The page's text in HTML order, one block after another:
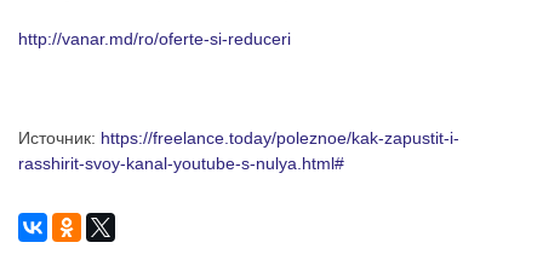
http://vanar.md/ro/oferte-si-reduceri
Источник: https://freelance.today/poleznoe/kak-zapustit-i-
rasshirit-svoy-kanal-youtube-s-nulya.html#